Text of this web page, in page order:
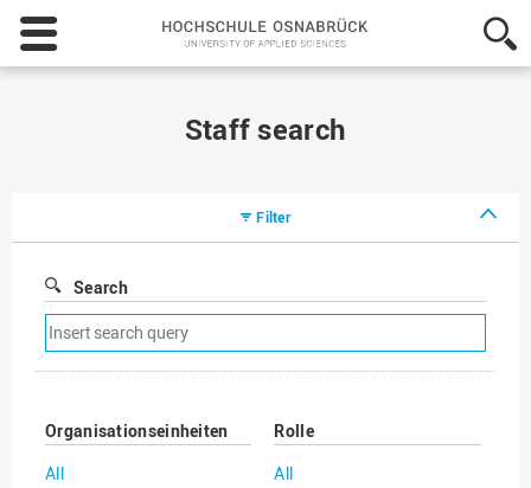
Hochschule
Osnabrück
-
Staff search
Filter
Search
Remove
search
filter
Organisationseinheiten
All
Rolle
All